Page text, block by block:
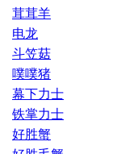
茸茸羊
电龙
斗笠菇
噗噗猪
幕下力士
铁掌力士
好胜蟹